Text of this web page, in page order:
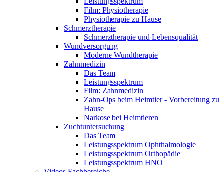
Film: Physiotherapie
Physiotherapie zu Hause
Schmerztherapie
Schmerztherapie und Lebensqualität
Wundversorgung
Moderne Wundtherapie
Zahnmedizin
Das Team
Leistungsspektrum
Film: Zahnmedizin
Zahn-Ops beim Heimtier - Vorbereitung zu
Hause
Narkose bei Heimtieren
Zuchtuntersuchung
Das Team
Leistungsspektrum Ophthalmologie
Leistungsspektrum Orthopädie
Leistungsspektrum HNO